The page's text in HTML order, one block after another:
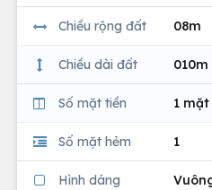
Chiều rộng đất 08m
Chiều dài đất 010m
Số mặt tiền 1
Số mặt hẻm 1
Hình dáng